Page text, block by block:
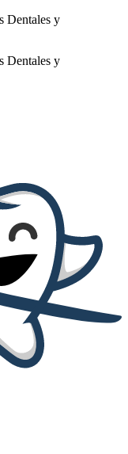
Dentales y
Dentales y